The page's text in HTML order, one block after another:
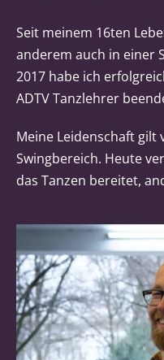
Seit meinem 16ten
anderem auch in einer
2017 habe ich
ADTV Tanzlehrer
Meine Leidenschaft gilt
Swingbereich. Heute
das Tanzen bereitet,